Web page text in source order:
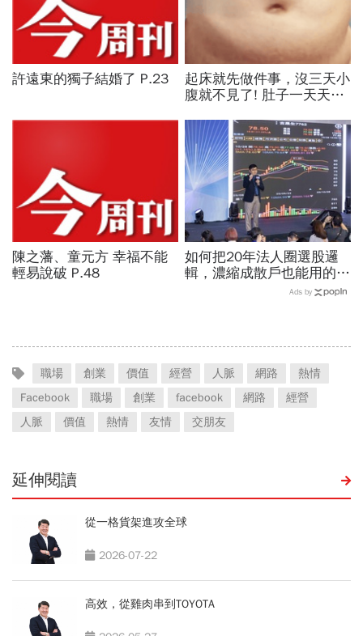
許遠東的獨子結婚了 P.23
起床就先做件事，沒三天小
腹就不見了! 肚子一天天變
陳之藩、童元方 幸福不能
輕易說破 P.48
如何把20年法人圈選股邏
輯，濃縮成散戶也能用的三
步驟？曾任政府基金操盤手
Ads by
職場 創業 價值 經營 人脈 網路
熱情
Facebook
職場 創業 facebook 網路
經營
人脈
價值 熱情 友情 交朋友
延伸閱讀
從一格貨架進攻全球
2026-07-22
高效，從雞肉串到TOYOTA